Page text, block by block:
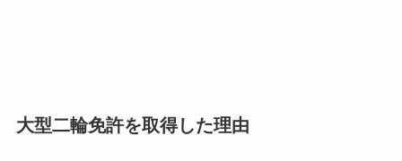
大型二輪免許を取得した理由